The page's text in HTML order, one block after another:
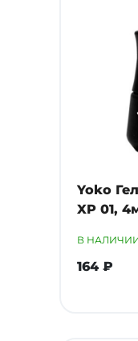
Yoko
XP 01,
В
164 ₽